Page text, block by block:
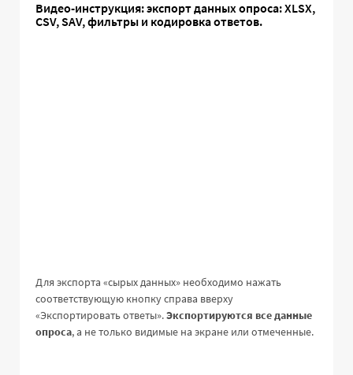
Видео-инструкция: экспорт данных опроса: XLSX,
CSV, SAV, фильтры и кодировка ответов.
Для экспорта «сырых данных» необходимо нажать
соответствующую кнопку справа вверху
«Экспортировать ответы».Экспортируются все данные
опроса, а не только видимые на экране или отмеченные.